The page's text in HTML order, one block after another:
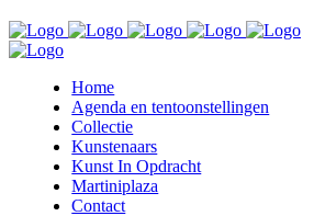
Home
Agenda en tentoonstellingen
Collectie
Kunstenaars
Kunst In Opdracht
Martiniplaza
Contact